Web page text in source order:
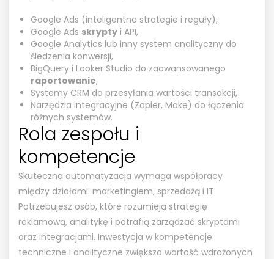
Google Ads (inteligentne strategie i reguły),
Google Ads skrypty i API,
Google Analytics lub inny system analityczny do
śledzenia konwersji,
BigQuery i Looker Studio do zaawansowanego
raportowanie,
Systemy CRM do przesyłania wartości transakcji,
Narzędzia integracyjne (Zapier, Make) do łączenia
różnych systemów.
Rola zespołu i
kompetencje
Skuteczna automatyzacja wymaga współpracy
między działami: marketingiem, sprzedażą i IT.
Potrzebujesz osób, które rozumieją strategię
reklamową, analitykę i potrafią zarządzać skryptami
oraz integracjami. Inwestycja w kompetencje
techniczne i analityczne zwiększa wartość wdrożonych